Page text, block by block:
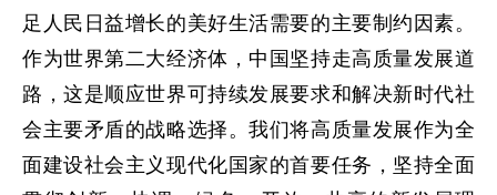
足人民日益增长的美好生活需要的主要制约因素。
作为世界第二大经济体，中国坚持走高质量发展道
路，这是顺应世界可持续发展要求和解决新时代社
会主要矛盾的战略选择。我们将高质量发展作为全
面建设社会主义现代化国家的首要任务，坚持全面